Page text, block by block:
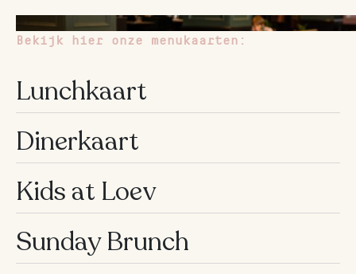
Openingstijden
10
di
10
–
00u
00u
10
Bekijk hier onze menukaarten:
Lunchkaart
Dinerkaart
Kids at Loev
Sunday Brunch